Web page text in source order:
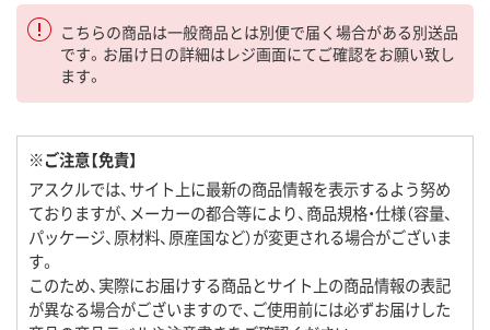
こちらの商品は一般商品とは別便で届く場合がある別送品
です。お届け日の詳細はレジ画面にてご確認をお願い致し
ます。
※ご注意【免責】
アスクルでは、サイト上に最新の商品情報を表示するよう努め
ておりますが、メーカーの都合等により、商品規格・仕様（容量、
パッケージ、原材料、原産国など）が変更される場合がございま
す。
このため、実際にお届けする商品とサイト上の商品情報の表記
が異なる場合がございますので、ご使用前には必ずお届けした